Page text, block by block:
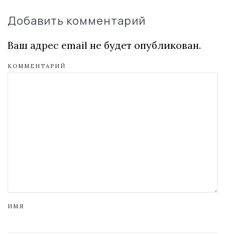
Добавить комментарий
Ваш адрес email не будет опубликован.
КОММЕНТАРИЙ
ИМЯ